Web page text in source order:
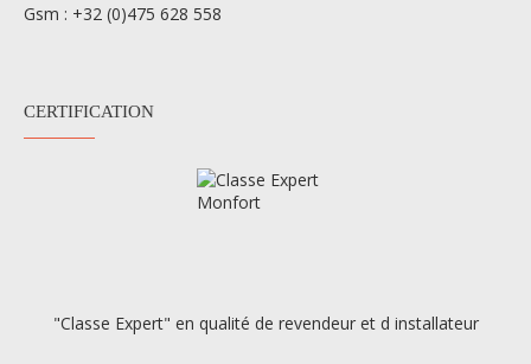
Gsm : +32 (0)475 628 558
CERTIFICATION
"Classe Expert" en qualité de revendeur et d installateur